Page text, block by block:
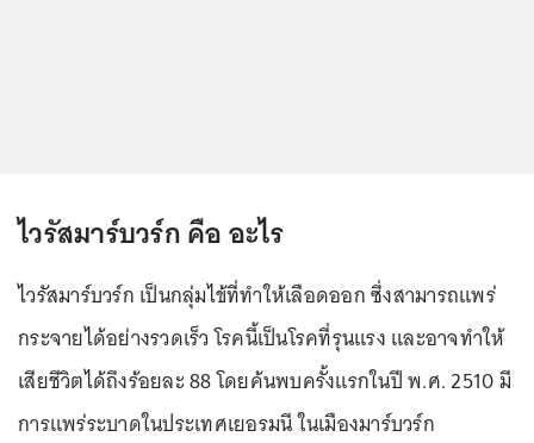
ไวรัสมาร์บวร์ก คือ อะไร
ไวรัสมาร์บวร์ก เป็นกลุ่มไข้ที่ทำให้เลือดออก ซึ่งสามารถแพร่
กระจายได้อย่างรวดเร็ว โรคนี้เป็นโรคที่รุนแรง และอาจทำให้
เสียชีวิตได้ถึงร้อยละ 88 โดยค้นพบครั้งแรกในปี พ.ศ. 2510 มี
การแพร่ระบาดในประเทศเยอรมนี ในเมืองมาร์บวร์ก